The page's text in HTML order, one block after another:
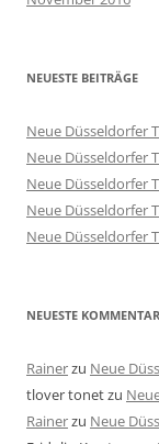
NEUESTE BEITRÄGE
Neue Düsseldorfer
Neue Düsseldorfer
Neue Düsseldorfer
Neue Düsseldorfer
Neue Düsseldorfer
NEUESTE
Rainerzu Neue
tlover tonetzu
Rainerzu Neue